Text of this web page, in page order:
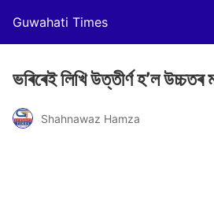
Guwahati Times
ভৰিৰেই লিখি উত্তীৰ্ণ হ’ল
Shahnawaz Hamza